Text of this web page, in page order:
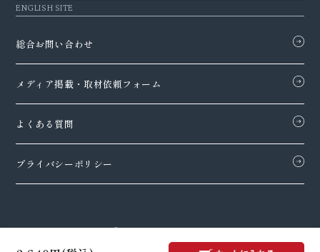
ENGLISH SITE
総合お問い合わせ
メディア掲載・取材依頼フォーム
よくある質問
プライバシーポリシー
COPYRIGHTS © AUX Co.,Ltd. ALL RIGHTS RESERVED.